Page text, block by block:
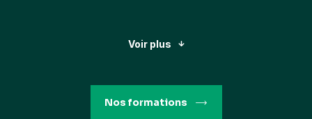
Voir plus
Nos formations